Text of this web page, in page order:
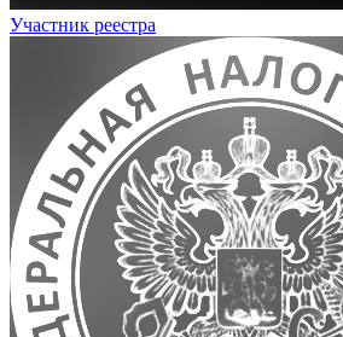
Участник реестра